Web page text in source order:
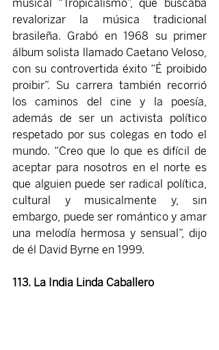
musical “Tropicalismo”, que buscaba
revalorizar la música tradicional
brasileña. Grabó en 1968 su primer
álbum solista llamado Caetano Veloso,
con su controvertida éxito “É proibido
proibir”. Su carrera también recorrió
los caminos del cine y la poesía,
además de ser un activista político
respetado por sus colegas en todo el
mundo. “Creo que lo que es difícil de
aceptar para nosotros en el norte es
que alguien puede ser radical política,
cultural y musicalmente y, sin
embargo, puede ser romántico y amar
una melodía hermosa y sensual”, dijo
de él David Byrne en 1999.
113. La India Linda Caballero